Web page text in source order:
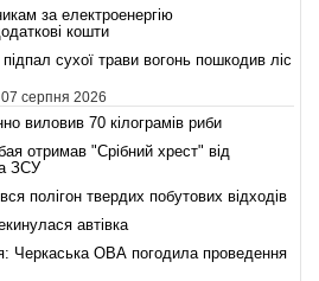
за електроенергію
кошти
сухої трави вогонь пошкодив ліс
07 серпня 2026
виловив 70 кілограмів риби
отримав "Срібний хрест" від
ЗСУ
полігон твердих побутових відходів
автівка
Черкаська ОВА погодила проведення